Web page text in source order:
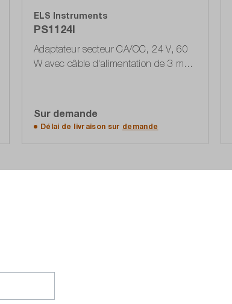
ELS Instruments
PS1124I
Adaptateur secteur CA/CC, 24 V, 60
W avec câble d'alimentation de 3 m
Sur demande
Délai de livraison sur demande